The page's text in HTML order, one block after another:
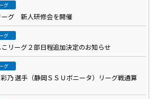
グ
ーグ 新人研修会を開催
グ
リーグ２部日程追加決定のお知らせ
グ
乃 選手（静岡ＳＳＵボニータ）リーグ戦通算